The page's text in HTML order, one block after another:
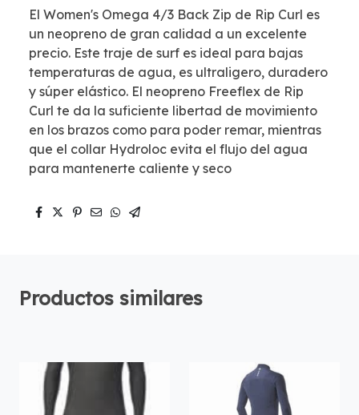
El Women's Omega 4/3 Back Zip de Rip Curl es
un neopreno de gran calidad a un excelente
precio. Este traje de surf es ideal para bajas
temperaturas de agua, es ultraligero, duradero
y súper elástico. El neopreno Freeflex de Rip
Curl te da la suficiente libertad de movimiento
en los brazos como para poder remar, mientras
que el collar Hydroloc evita el flujo del agua
para mantenerte caliente y seco
Productos similares